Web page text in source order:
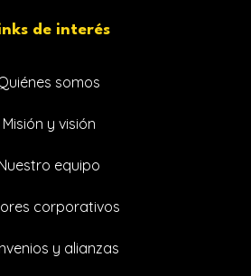
de interés
somos
Misión y visión
equipo
corporativos
y alianzas